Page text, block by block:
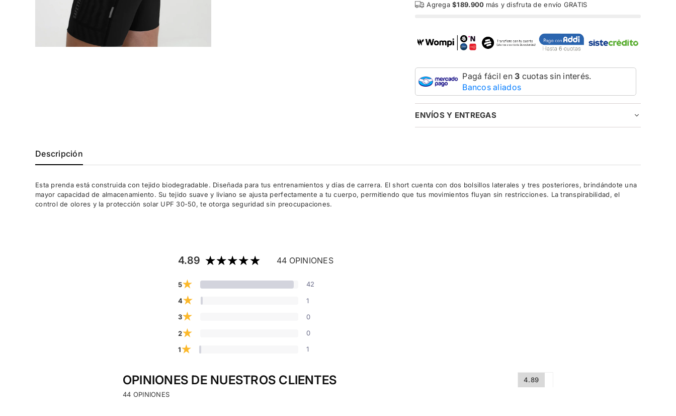
Agrega$189.900 más y disfruta de envío GRATIS
Pagá fácil en 3 cuotas sin interés.
Bancos aliados
ENVÍOS Y ENTREGAS
Descripción
Esta prenda está construida con tejido biodegradable. Diseñada para tus entrenamientos y días de carrera. El short cuenta con dos bolsillos laterales y tres posteriores, brindándote una
mayor capacidad de almacenamiento. Su tejido suave y liviano se ajusta perfectamente a tu cuerpo, permitiendo que tus movimientos fluyan sin restricciones. La transpirabilidad, el
control de olores y la protección solar UPF 30-50, te otorga seguridad sin preocupaciones.
4.89 44 OPINIONES
5★ 42
4★ 1
3★ 0
2★ 0
1★ 1
OPINIONES DE NUESTROS CLIENTES
44 OPINIONES
4.89